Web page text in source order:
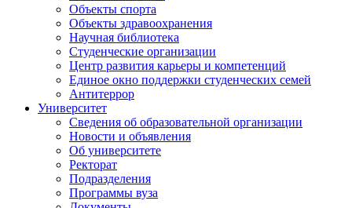
Объекты спорта
Объекты здравоохранения
Научная библиотека
Студенческие организации
Центр развития карьеры и компетенций
Единое окно поддержки студенческих семей
Антитеррор
Университет
Сведения об образовательной организации
Новости и объявления
Об университете
Ректорат
Подразделения
Программы вуза